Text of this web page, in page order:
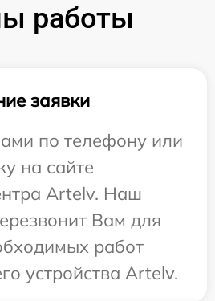
работы
заявки
по телефону или
на сайте
Artelv. Наш
Вам для
работ
устройства Artelv.